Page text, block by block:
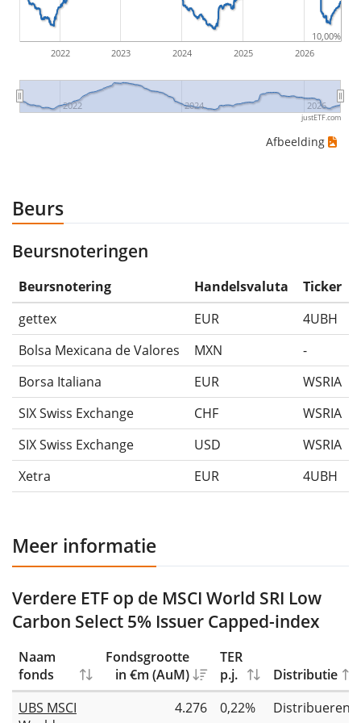
(indien van toepassing).
2022 2023 2024 2025 2026
2022 2024 2026
10,00%
justETF.com
Afbeelding
Beurs
Beursnoteringen
Beursnotering Handelsvaluta
Ticker
gettex
EUR
4UBH
Bolsa Mexicana de Valores
MXN
-
Borsa Italiana
EUR
WSRIA
SIX Swiss Exchange
CHF
WSRIA
SIX Swiss Exchange
USD
WSRIA
Xetra
EUR 4UBH
Meer informatie
Verdere ETF op de MSCI World SRI Low
Carbon Select 5% Issuer Capped-index
Naam
fonds
Fondsgrootte
in €m (AuM)
TER
p.j.
Distributie
UBS MSCI
4.276
0,22%
Distribueren